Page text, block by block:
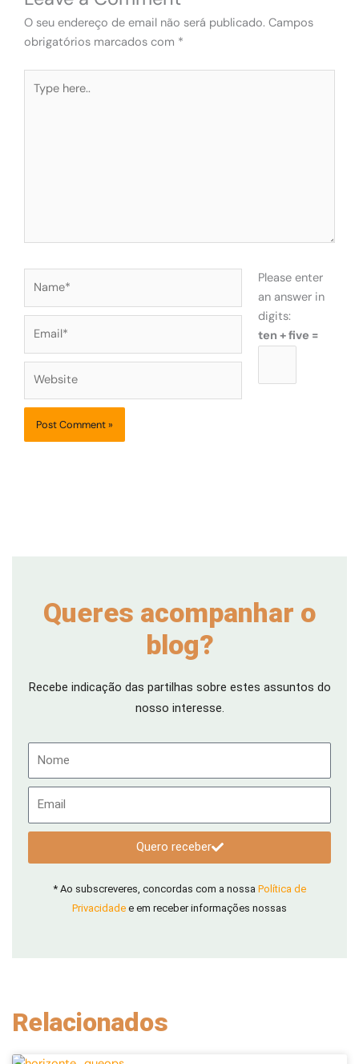
O seu endereço de email não será publicado. Campos
obrigatórios marcados com *
here..
Please enter
an answer in
digits:
ten + five =
Queres acompanhar o
blog?
Recebe indicação das partilhas sobre estes assuntos do
nosso interesse.
Quero receber
* Ao subscreveres, concordas com a nossa Política de
Privacidade e em receber informações nossas
Relacionados